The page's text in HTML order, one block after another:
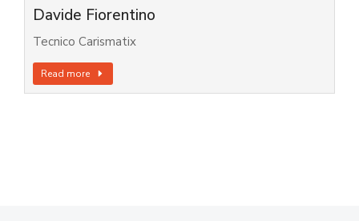
Davide Fiorentino
Tecnico Carismatix
Read more